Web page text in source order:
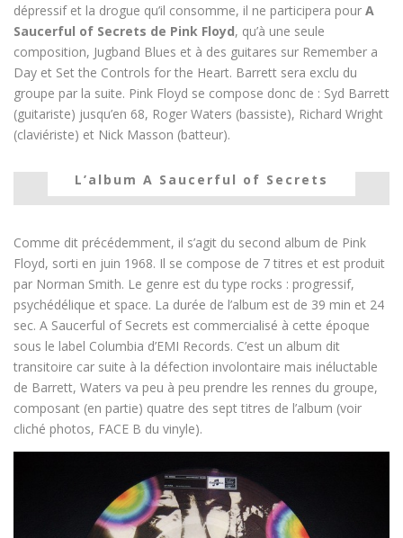
dépressif et la drogue qu’il consomme, il ne participera pour A
Saucerful of Secrets de Pink Floyd, qu’à une seule
composition, Jugband Blues et à des guitares sur Remember a
Day et Set the Controls for the Heart. Barrett sera exclu du
groupe par la suite. Pink Floyd se compose donc de : Syd Barrett
(guitariste) jusqu’en 68, Roger Waters (bassiste), Richard Wright
(claviériste) et Nick Masson (batteur).
L’album A Saucerful of Secrets
Comme dit précédemment, il s’agit du second album de Pink
Floyd, sorti en juin 1968. Il se compose de 7 titres et est produit
par Norman Smith. Le genre est du type rocks : progressif,
psychédélique et space. La durée de l’album est de 39 min et 24
sec. A Saucerful of Secrets est commercialisé à cette époque
sous le label Columbia d’EMI Records. C’est un album dit
transitoire car suite à la défection involontaire mais inéluctable
de Barrett, Waters va peu à peu prendre les rennes du groupe,
composant (en partie) quatre des sept titres de l’album (voir
cliché photos, FACE B du vinyle).